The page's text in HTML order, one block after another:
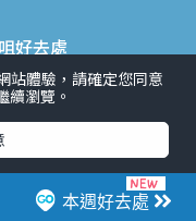
本週好去處
好去處
旺角好去處 社會
社群熱話
#限時搶
站體驗，請確定您同意
續瀏覽。